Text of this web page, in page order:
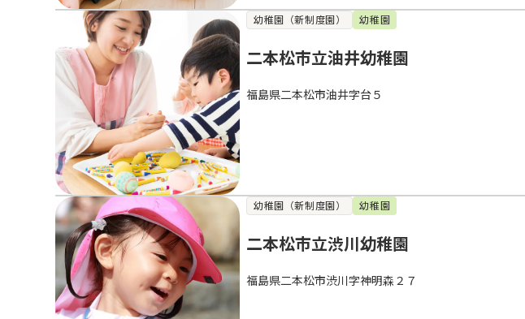
幼稚園（新制度園） 幼稚園
二本松市立油井幼稚園
福島県二本松市油井字台５
幼稚園（新制度園） 幼稚園
二本松市立渋川幼稚園
福島県二本松市渋川字神明森２７